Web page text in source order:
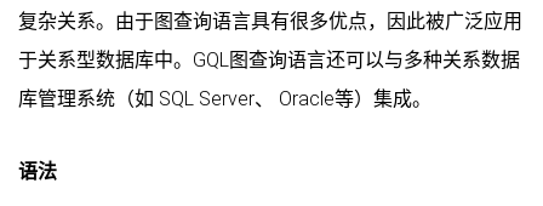
复杂关系。由于图查询语言具有很多优点，因此被广泛应用
于关系型数据库中。GQL图查询语言还可以与多种关系数据
库管理系统（如 SQL Server、 Oracle等）集成。
语法